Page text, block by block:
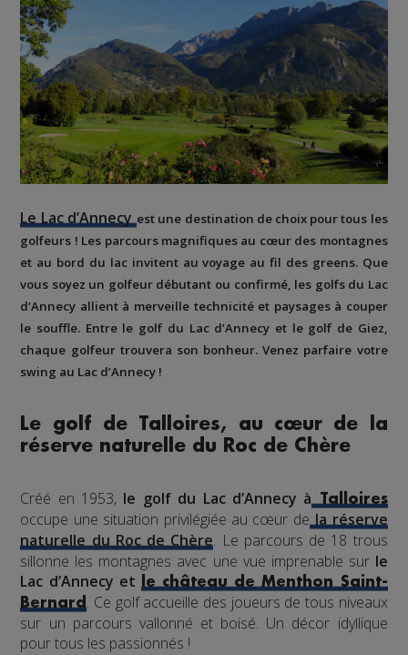
Le Lac d’Annecy est une destination de choix pour tous les
golfeurs ! Les parcours magnifiques au cœur des montagnes
et au bord du lac invitent au voyage au fil des greens. Que
vous soyez un golfeur débutant ou confirmé, les golfs du Lac
d’Annecy allient à merveille technicité et paysages à couper
le souffle. Entre le golf du Lac d’Annecy et le golf de Giez,
chaque golfeur trouvera son bonheur. Venez parfaire votre
swing au Lac d’Annecy !
Le golf de Talloires, au cœur de la
réserve naturelle du Roc de Chère
Créé en 1953, le golf du Lac d’Annecy à Talloires
occupe une situation privilégiée au cœur de la réserve
naturelle du Roc de Chère. Le parcours de 18 trous
sillonne les montagnes avec une vue imprenable sur le
Lac d’Annecy et
le château de Menthon Saint-
Bernard . Ce golf accueille des joueurs de tous niveaux
sur un parcours vallonné et boisé. Un décor idyllique
pour tous les passionnés !